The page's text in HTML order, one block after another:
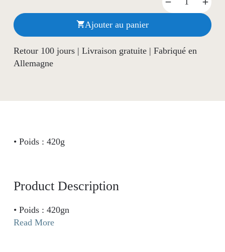
Ajouter au panier
Retour 100 jours | Livraison gratuite | Fabriqué en
Allemagne
Product Description
• Poids : 420gn
Read More
• Poids : 420g